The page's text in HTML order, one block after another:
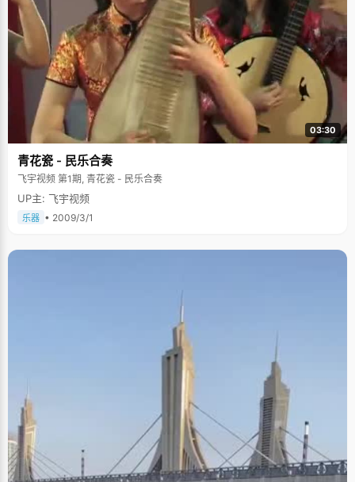
03:30
青花瓷 - 民乐合奏
飞宇视频 第1期, 青花瓷 - 民乐合奏
UP主: 飞宇视频
乐器 • 2009/3/1